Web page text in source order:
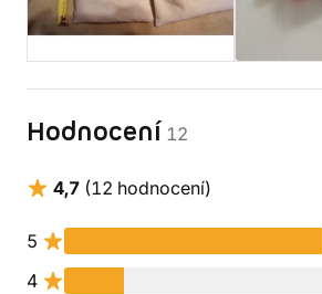
Hodnocení 12
4,7 (12 hodnocení)
5
4